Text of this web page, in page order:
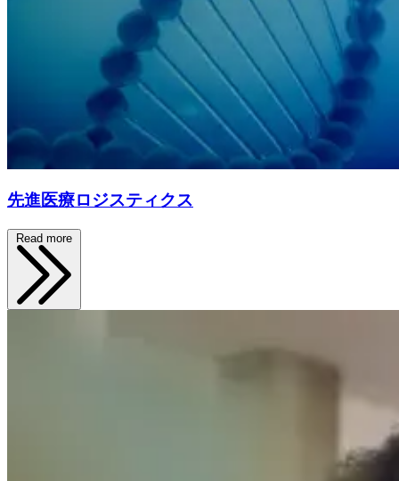
先進医療ロジスティクス
Read more